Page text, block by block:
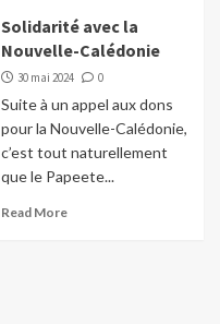
Solidarité avec la
Nouvelle-Calédonie
30 mai 2024 0
Suite à un appel aux dons
pour la Nouvelle-Calédonie,
c’est tout naturellement
que le Papeete...
Read More